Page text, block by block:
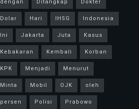
dengan
Ditangkap
Dokter
Dolar
Hari IHSG
Indonesia
Ini
Jakarta Juta
Kasus
Kebakaran
Kembali
Korban
KPK
Menjadi
Menurut
Minta
Mobil OJK
oleh
persen
Polisi
Prabowo